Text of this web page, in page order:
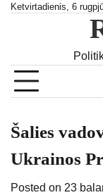
SkipKetvirtadienis, 6
Šalies
Ukrainos
Posted on 23